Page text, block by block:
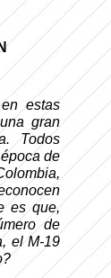
estas
gran
Todos
de
es que,
de
el M-19